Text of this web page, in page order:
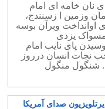
نان خامه ای امام
وزمین ا زسنندج،
اوانداخت وبرآن بوسه
مسواک یزدی
پای نایب امام
نجات انسان درروز
شنگول منگول
طی مصاحبه ای
شد. نامبرده گفت
صدای آمریکا